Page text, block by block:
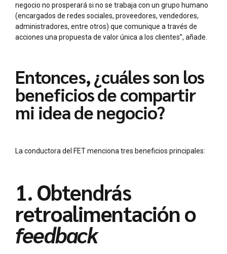
negocio no prosperará si no se trabaja con un grupo humano
(encargados de redes sociales, proveedores, vendedores,
administradores, entre otros) que comunique a través de
acciones una propuesta de valor única a los clientes”, añade.
Entonces, ¿cuáles son los
beneficios de compartir
mi idea de negocio?
La conductora del FET menciona tres beneficios principales:
1. Obtendrás
retroalimentación o
feedback